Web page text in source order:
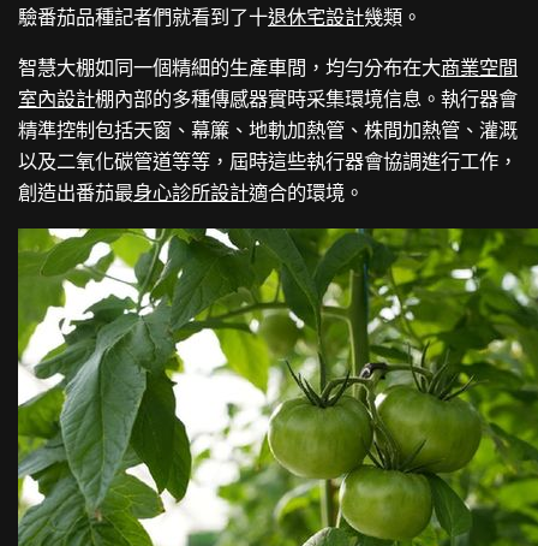
驗番茄品種記者們就看到了十退休宅設計幾類。
智慧大棚如同一個精細的生產車間，均勻分布在大商業空間
室內設計棚內部的多種傳感器實時采集環境信息。執行器會
精準控制包括天窗、幕簾、地軌加熱管、株間加熱管、灌溉
以及二氧化碳管道等等，屆時這些執行器會協調進行工作，
創造出番茄最身心診所設計適合的環境。